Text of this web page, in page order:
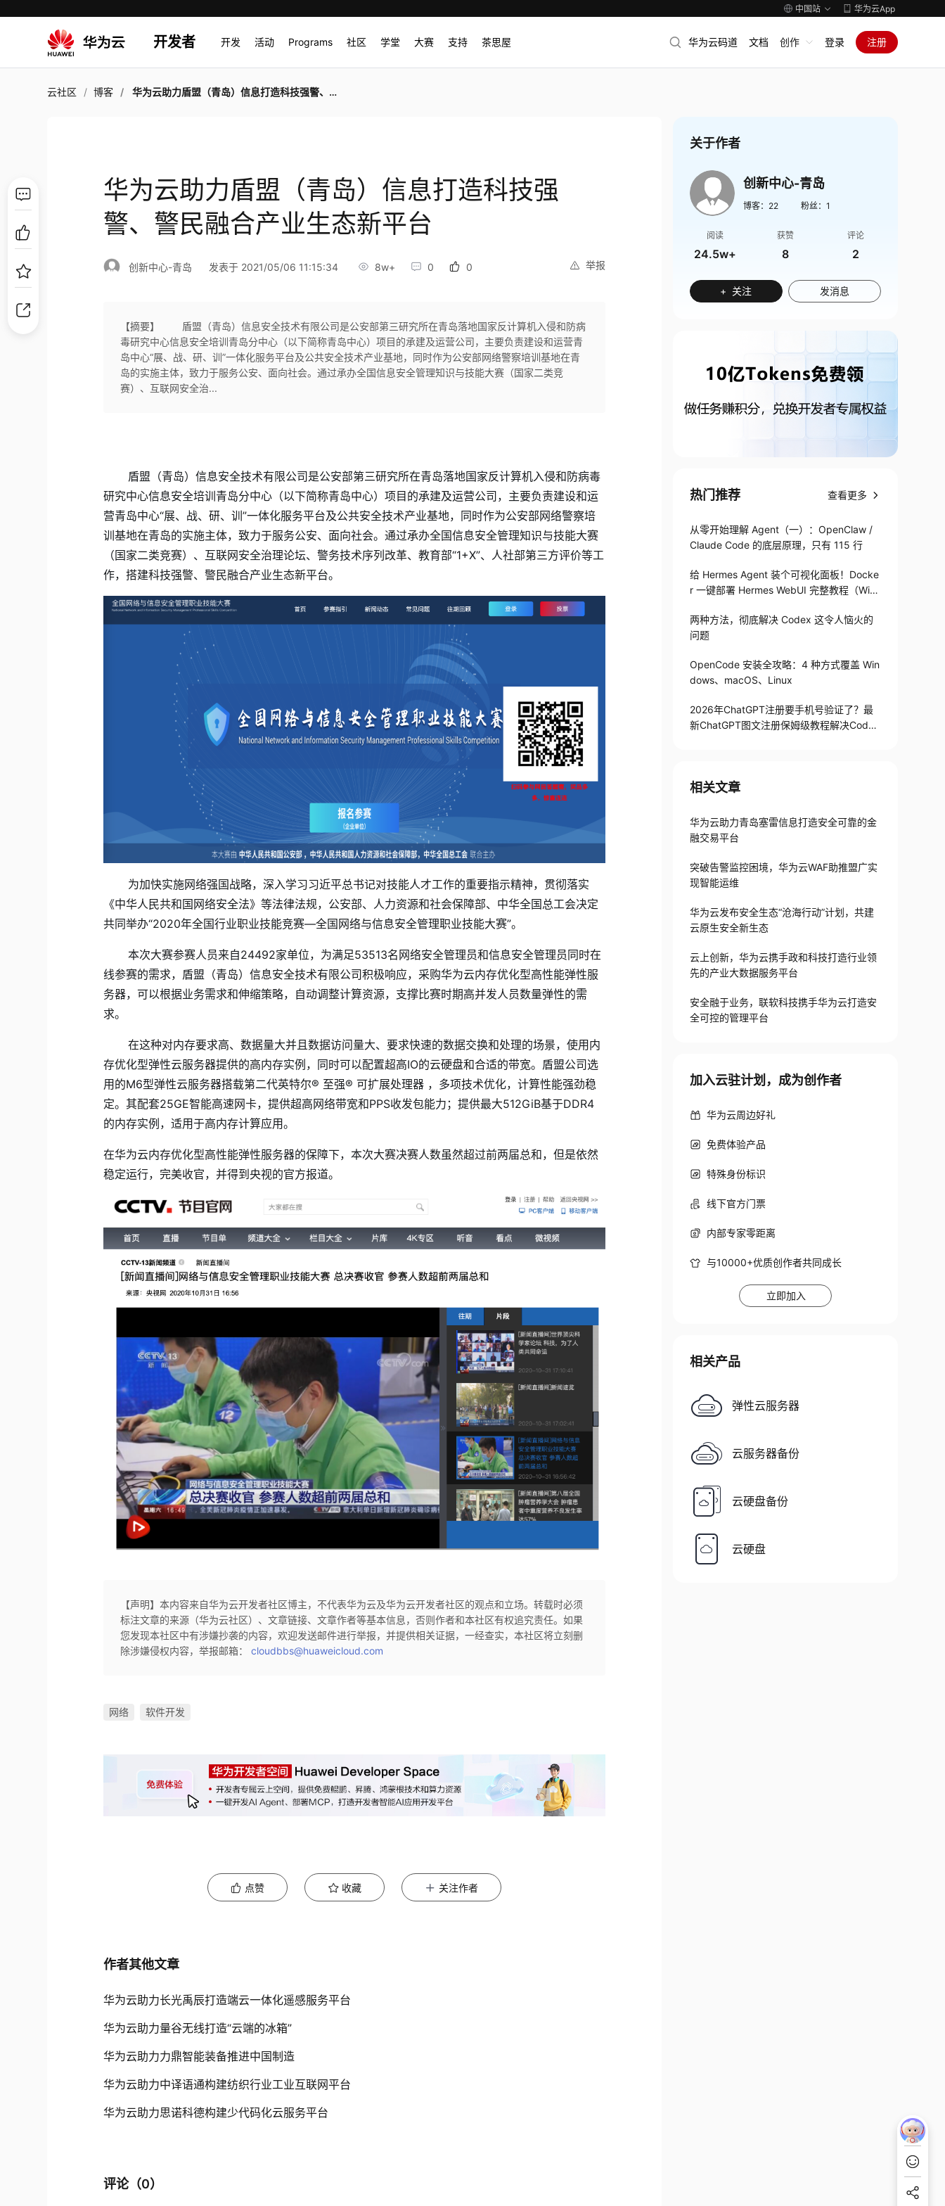
中国站 华为云App
开发者 开发 活动 Programs 社区 学堂 大赛 支持 茶思屋 华为云码道 文档 创作 登录 注册
云社区 博客 华为云助力盾盟（青岛）信息打造科技强警、警民融合产业生态新平台
华为云助力盾盟（青岛）信息打造科技强
警、警民融合产业生态新平台
举报
创新中心-青岛 发表于 2021/05/06 11:15:34 8w+ 0 0
【摘要】 盾盟（青岛）信息安全技术有限公司是公安部第三研究所在青岛落地国家反计算机入侵和防病
毒研究中心信息安全培训青岛分中心（以下简称青岛中心）项目的承建及运营公司，主要负责建设和运营青
岛中心“展、战、研、训”一体化服务平台及公共安全技术产业基地，同时作为公安部网络警察培训基地在青
岛的实施主体，致力于服务公安、面向社会。通过承办全国信息安全管理知识与技能大赛（国家二类竞
赛）、互联网安全治...
盾盟（青岛）信息安全技术有限公司是公安部第三研究所在青岛落地国家反计算机入侵和防病毒
研究中心信息安全培训青岛分中心（以下简称青岛中心）项目的承建及运营公司，主要负责建设和运
营青岛中心“展、战、研、训”一体化服务平台及公共安全技术产业基地，同时作为公安部网络警察培
训基地在青岛的实施主体，致力于服务公安、面向社会。通过承办全国信息安全管理知识与技能大赛
（国家二类竞赛）、互联网安全治理论坛、警务技术序列改革、教育部“1+X”、人社部第三方评价等工
作，搭建科技强警、警民融合产业生态新平台。
为加快实施网络强国战略，深入学习习近平总书记对技能人才工作的重要指示精神，贯彻落实
《中华人民共和国网络安全法》等法律法规，公安部、人力资源和社会保障部、中华全国总工会决定
共同举办“2020年全国行业职业技能竞赛—全国网络与信息安全管理职业技能大赛”。
本次大赛参赛人员来自24492家单位，为满足53513名网络安全管理员和信息安全管理员 同时在
线参赛的需求， 盾盟（青岛）信息安全技术有限公司积极响应，采购华为云内存优化型高性能弹性服
务器，可以根据业务需求和伸缩策略，自动调整计算资源，支撑比赛时期高并发人员数量弹性的需
求。
在这种对内存要求高、数据量大并且数据访问量大、要求快速的数据交换和处理的场景，使用内
存优化型弹性云服务器提供的高内存实例，同时可以配置超高IO的云硬盘和合适的带宽。盾盟公司选
用的M6型弹性云服务器搭载第二代英特尔® 至强®可扩展处理器 ，多项技术优化，计算性能强劲稳
定。其配套25GE智能高速网卡，提供超高网络带宽和PPS收发包能力；提供最大512GiB基于DDR4
的内存实例，适用于高内存计算应用。
在华为云内存优化型高性能弹性服务器的保障下，本次大赛决赛人数虽然超过前两届总和，但是依然
稳定运行，完美收官，并得到央视的官方报道。
【声明】本内容来自华为云开发者社区博主，不代表华为云及华为云开发者社区的观点和立场。转载时必须
标注文章的来源（华为云社区）、文章链接、文章作者等基本信息，否则作者和本社区有权追究责任。如果
您发现本社区中有涉嫌抄袭的内容，欢迎发送邮件进行举报，并提供相关证据，一经查实，本社区将立刻删
除涉嫌侵权内容，举报邮箱：cloudbbs@huaweicloud.com
网络 软件开发
点赞 收藏 关注作者
作者其他文章
华为云助力长光禹辰打造端云一体化遥感服务平台
华为云助力量谷无线打造“云端的冰箱”
华为云助力力鼎智能装备推进中国制造
华为云助力中译语通构建纺织行业工业互联网平台
华为云助力思诺科德构建少代码化云服务平台
评论（0）
关于作者
创新中心-青岛
博客： 22 粉丝： 1
阅读
24.5w+
获赞
8
评论
2
+ 关注 发消息
热门推荐 查看更多
从零开始理解 Agent（一）：OpenClaw /
Claude Code 的底层原理，只有 115 行
给 Hermes Agent 装个可视化面板！Docke
r 一键部署 Hermes WebUI 完整教程（Win
两种方法，彻底解决 Codex 这令人恼火的
问题
OpenCode 安装全攻略：4 种方式覆盖 Win
dows、macOS、Linux
2026年ChatGPT注册要手机号验证了？最
新ChatGPT图文注册保姆级教程解决Codex
相关文章
华为云助力青岛塞雷信息打造安全可靠的金
融交易平台
突破告警监控困境，华为云WAF助推盟广实
现智能运维
华为云发布安全生态“沧海行动”计划，共建
云原生安全新生态
云上创新，华为云携手政和科技打造行业领
先的产业大数据服务平台
安全融于业务，联软科技携手华为云打造安
全可控的管理平台
加入云驻计划，成为创作者
华为云周边好礼
免费体验产品
特殊身份标识
线下官方门票
内部专家零距离
与10000+优质创作者共同成长
立即加入
相关产品
弹性云服务器
云服务器备份
云硬盘备份
云硬盘